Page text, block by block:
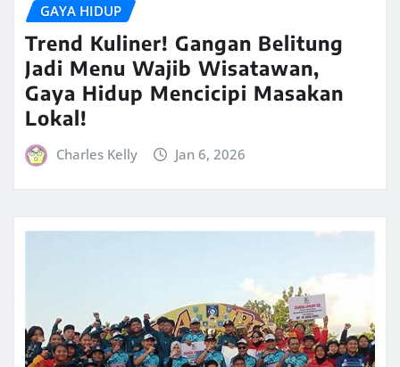
GAYA HIDUP
Trend Kuliner! Gangan Belitung
Jadi Menu Wajib Wisatawan,
Gaya Hidup Mencicipi Masakan
Lokal!
Charles Kelly Jan 6, 2026